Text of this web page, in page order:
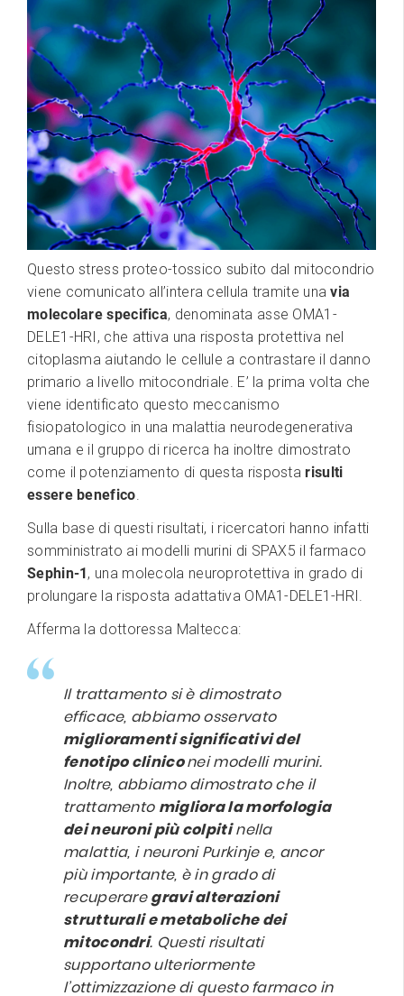
Questo stress proteo-tossico subito dal mitocondrio
viene comunicato all’intera cellula tramite unavia
molecolare specifica, denominata asse OMA1-
DELE1-HRI, che attiva una risposta protettiva nel
citoplasma aiutando le cellule a contrastare il danno
primario a livello mitocondriale. E’ la prima volta che
viene identificato questo meccanismo
fisiopatologico in una malattia neurodegenerativa
umana e il gruppo di ricerca ha inoltre dimostrato
come il potenziamento di questa rispostarisulti
essere benefico.
Sulla base di questi risultati, i ricercatori hanno infatti
somministrato ai modelli murini di SPAX5 il farmaco
Sephin-1 , una molecola neuroprotettiva in grado di
prolungare la risposta adattativa OMA1-DELE1-HRI.
Afferma la dottoressa Maltecca:
Il trattamento si è dimostrato
efficace, abbiamo osservato
miglioramenti significativi del
fenotipo cliniconei modelli murini.
Inoltre, abbiamo dimostrato che il
trattamento migliora la morfologia
dei neuroni più colpitinella
malattia, i neuroni Purkinje e, ancor
più importante, è in grado di
recuperaregravi alterazioni
strutturali e metaboliche dei
mitocondri. Questi risultati
supportano ulteriormente
l’ottimizzazione di questo farmaco in